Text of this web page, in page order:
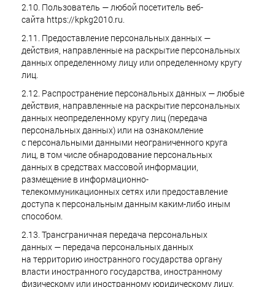
2.10. Пользователь — любой посетитель веб-
сайта https://kpkg2010.ru.
2.11. Предоставление персональных данных —
действия, направленные на раскрытие персональных
данных определенному лицу или определенному кругу
лиц.
2.12. Распространение персональных данных — любые
действия, направленные на раскрытие персональных
данных неопределенному кругу лиц (передача
персональных данных) или на ознакомление
с персональными данными неограниченного круга
лиц, в том числе обнародование персональных
данных в средствах массовой информации,
размещение в информационно-
телекоммуникационных сетях или предоставление
доступа к персональным данным каким-либо иным
способом.
2.13. Трансграничная передача персональных
данных — передача персональных данных
на территорию иностранного государства органу
власти иностранного государства, иностранному
физическому или иностранному юридическому лицу.